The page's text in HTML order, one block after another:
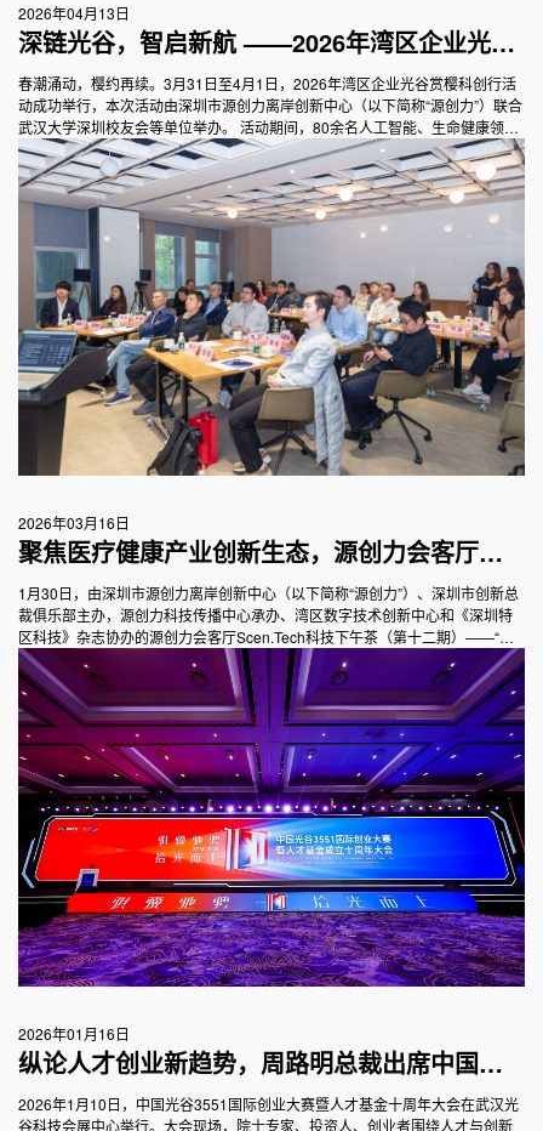
2026年04月13日
深链光谷，智启新航 ——2026年湾区企业光谷
赏樱科创行活动圆满举行
春潮涌动，樱约再续。3月31日至4月1日，2026年湾区企业光谷赏樱科创行活
动成功举行，本次活动由深圳市源创力离岸创新中心（以下简称“源创力”）联合
武汉大学深圳校友会等单位举办。 活动期间，80余名人工智能、生命健康领域
的粤港澳大湾区科技企业家、武汉高校校友企业家代表以及相关领域投资机构
代表齐聚光谷，通过赏樱、主题论坛、项目分享、场景面对面交流、投融资对
接、科技地标探访等环节，深度开展产业对接、资源融通的创新实践。
2026年03月16日
聚焦医疗健康产业创新生态，源创力会客厅
Scen.Tech科技下午茶（第十二期）开启圆桌对
话
1月30日，由深圳市源创力离岸创新中心（以下简称“源创力”）、深圳市创新总
裁俱乐部主办，源创力科技传播中心承办、湾区数字技术创新中心和《深圳特
区科技》杂志协办的源创力会客厅Scen.Tech科技下午茶（第十二期）——“全
球视野，联结机遇”医疗健康产业价值共创沙龙在湾区数字技术创新中心举办。
2026年01月16日
纵论人才创业新趋势，周路明总裁出席中国光
谷3551国际创业大赛暨人才基金十周年大会并
2026年1月10日，中国光谷3551国际创业大赛暨人才基金十周年大会在武汉光
谷科技会展中心举行。大会现场，院士专家、投资人、创业者围绕人才与创新